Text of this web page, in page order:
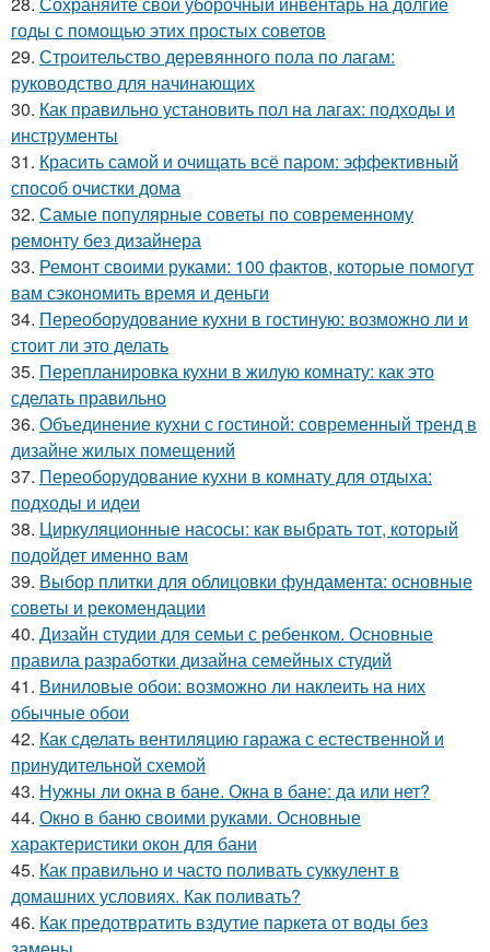
годы с помощью этих простых советов
29. Строительство деревянного пола по лагам:
руководство для начинающих
30. Как правильно установить пол на лагах: подходы и
инструменты
31. Красить самой и очищать всё паром: эффективный
способ очистки дома
32. Самые популярные советы по современному
ремонту без дизайнера
33. Ремонт своими руками: 100 фактов, которые помогут
вам сэкономить время и деньги
34. Переоборудование кухни в гостиную: возможно ли и
стоит ли это делать
35. Перепланировка кухни в жилую комнату: как это
сделать правильно
36. Объединение кухни с гостиной: современный тренд в
дизайне жилых помещений
37. Переоборудование кухни в комнату для отдыха:
подходы и идеи
38. Циркуляционные насосы: как выбрать тот, который
подойдет именно вам
39. Выбор плитки для облицовки фундамента: основные
советы и рекомендации
40. Дизайн студии для семьи с ребенком. Основные
правила разработки дизайна семейных студий
41. Виниловые обои: возможно ли наклеить на них
обычные обои
42. Как сделать вентиляцию гаража с естественной и
принудительной схемой
43. Нужны ли окна в бане. Окна в бане: да или нет?
44. Окно в баню своими руками. Основные
характеристики окон для бани
45. Как правильно и часто поливать суккулент в
домашних условиях. Как поливать?
46. Как предотвратить вздутие паркета от воды без